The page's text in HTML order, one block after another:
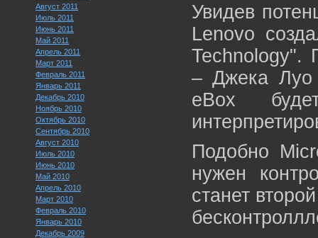
Август 2011
Июль 2011
Июнь 2011
Май 2011
Апрель 2011
Март 2011
Февраль 2011
Январь 2011
Декабрь 2010
Ноябрь 2010
Октябрь 2010
Сентябрь 2010
Август 2010
Июль 2010
Июнь 2010
Май 2010
Апрель 2010
Март 2010
Февраль 2010
Январь 2010
Декабрь 2009
Увидев
Lenovo
Technology".
– Джека
eBox
Подобно
нужен
станет